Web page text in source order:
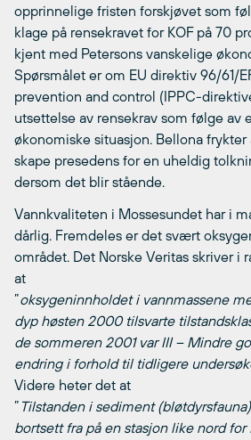
opprinnelige fristen forskjøvet som
klage på rensekravet for KOF på 70
kjent med Petersons vanskelige
Spørsmålet er om EU direktiv 96/61/
prevention and control (IPPC-
utsettelse av rensekrav som følge av
økonomiske situasjon. Bellona frykter
skape presedens for en uheldig
dersom det blir stående.
Vannkvaliteten i Mossesundet har i
dårlig. Fremdeles er det svært
området. Det Norske Veritas skriver i
at
”oksygeninnholdet i vannmassene
dyp høsten 2000 tilsvarte
de sommeren 2001 var III – Mindre
endring i forhold til tidligere
Videre heter det at
” Tilstanden i sediment
bortsett fra på en stasjon like nord for